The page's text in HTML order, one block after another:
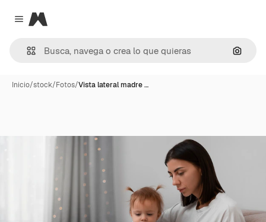
Close menu
Magnific
Inicio/stock/Fotos/Vista lateral madre …